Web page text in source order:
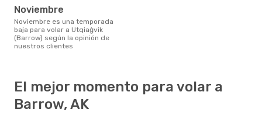
noviembre
noviembre es una temporada
baja para volar a Utqiaġvik
(Barrow) según la opinión de
nuestros clientes
El mejor momento para volar a
Barrow, AK